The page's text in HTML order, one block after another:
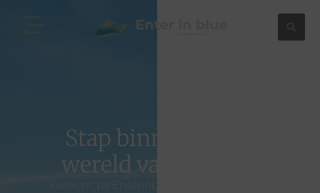
Stap binnen ineen
wereld van content
Welkom bij Enterinblue.be – jouw digitale